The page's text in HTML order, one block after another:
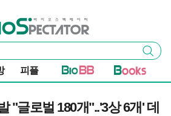
스펙테이터
검색
피플
"글로벌 180개"..'3상 6개' 데